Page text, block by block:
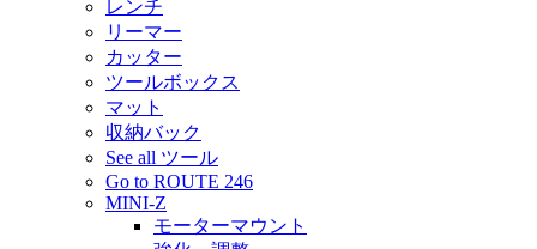
レンチ
リーマー
カッター
ツールボックス
マット
収納バック
See all ツール
Go to ROUTE 246
MINI-Z
モーターマウント